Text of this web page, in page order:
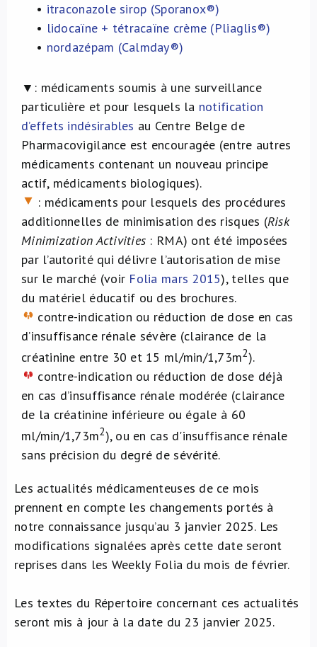
• itraconazole sirop (Sporanox®)
• lidocaïne + tétracaïne crème (Pliaglis®)
• nordazépam (Calmday®)
▼: médicaments soumis à une surveillance
particulière et pour lesquels la notification
d’effets indésirables au Centre Belge de
Pharmacovigilance est encouragée (entre autres
médicaments contenant un nouveau principe
actif, médicaments biologiques).
: médicaments pour lesquels des procédures
additionnelles de minimisation des risques (Risk
Minimization Activities : RMA) ont été imposées
par l’autorité qui délivre l’autorisation de mise
sur le marché (voir Folia mars 2015), telles que
du matériel éducatif ou des brochures.
contre-indication ou réduction de dose en cas
d’insuffisance rénale sévère (clairance de la
créatinine entre 30 et 15 ml/min/1,73m2).
contre-indication ou réduction de dose déjà
en cas d’insuffisance rénale modérée (clairance
de la créatinine inférieure ou égale à 60
ml/min/1,73m2), ou en cas d'insuffisance rénale
sans précision du degré de sévérité.
Les actualités médicamenteuses de ce mois
prennent en compte les changements portés à
notre connaissance jusqu’au 3 janvier 2025. Les
modifications signalées après cette date seront
reprises dans les Weekly Folia du mois de février.
Les textes du Répertoire concernant ces actualités
seront mis à jour à la date du 23 janvier 2025.